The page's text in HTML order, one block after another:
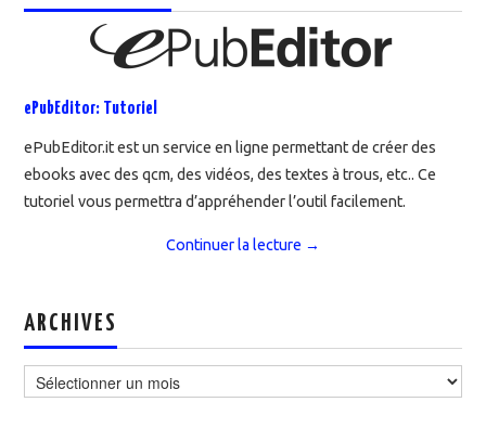
ePubEditor: Tutoriel
ePubEditor.it est un service en ligne permettant de créer des
ebooks avec des qcm, des vidéos, des textes à trous, etc.. Ce
tutoriel vous permettra d’appréhender l’outil facilement.
Continuer la lecture →
ARCHIVES